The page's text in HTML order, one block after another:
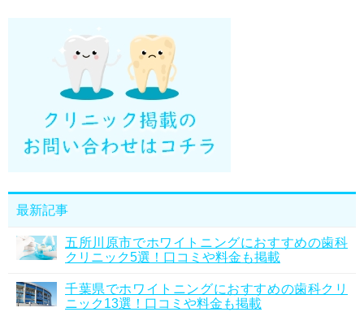
最新記事
五所川原市でホワイトニングにおすすめの歯科
クリニック5選！口コミや料金も掲載
千葉県でホワイトニングにおすすめの歯科クリ
ニック13選！口コミや料金も掲載